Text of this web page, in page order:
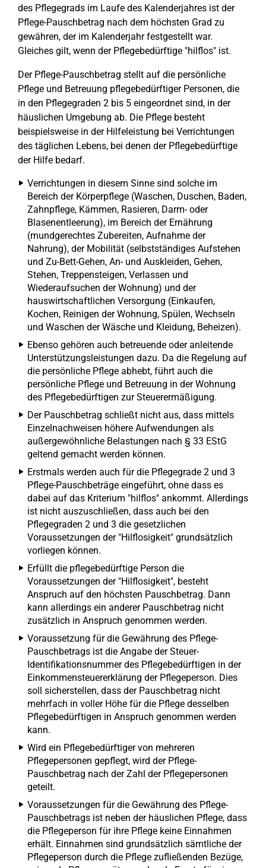
des Pflegegrads im Laufe des Kalenderjahres ist der
Pflege-Pauschbetrag nach dem höchsten Grad zu
gewähren, der im Kalenderjahr festgestellt war.
Gleiches gilt, wenn der Pflegebedürftige "hilflos" ist.
Der Pflege-Pauschbetrag stellt auf die persönliche
Pflege und Betreuung pflegebedürftiger Personen, die
in den Pflegegraden 2 bis 5 eingeordnet sind, in der
häuslichen Umgebung ab. Die Pflege besteht
beispielsweise in der Hilfeleistung bei Verrichtungen
des täglichen Lebens, bei denen der Pflegebedürftige
der Hilfe bedarf.
Verrichtungen in diesem Sinne sind solche im
Bereich der Körperpflege (Waschen, Duschen, Baden,
Zahnpflege, Kämmen, Rasieren, Darm- oder
Blasenentleerung), im Bereich der Ernährung
(mundgerechtes Zubereiten, Aufnahme der
Nahrung), der Mobilität (selbstständiges Aufstehen
und Zu-Bett-Gehen, An- und Auskleiden, Gehen,
Stehen, Treppensteigen, Verlassen und
Wiederaufsuchen der Wohnung) und der
hauswirtschaftlichen Versorgung (Einkaufen,
Kochen, Reinigen der Wohnung, Spülen, Wechseln
und Waschen der Wäsche und Kleidung, Beheizen).
Ebenso gehören auch betreuende oder anleitende
Unterstützungsleistungen dazu. Da die Regelung auf
die persönliche Pflege abhebt, führt auch die
persönliche Pflege und Betreuung in der Wohnung
des Pflegebedürftigen zur Steuerermäßigung.
Der Pauschbetrag schließt nicht aus, dass mittels
Einzelnachweisen höhere Aufwendungen als
außergewöhnliche Belastungen nach § 33 EStG
geltend gemacht werden können.
Erstmals werden auch für die Pflegegrade 2 und 3
Pflege-Pauschbeträge eingeführt, ohne dass es
dabei auf das Kriterium "hilflos" ankommt. Allerdings
ist nicht auszuschließen, dass auch bei den
Pflegegraden 2 und 3 die gesetzlichen
Voraussetzungen der "Hilflosigkeit" grundsätzlich
vorliegen können.
Erfüllt die pflegebedürftige Person die
Voraussetzungen der "Hilflosigkeit", besteht
Anspruch auf den höchsten Pauschbetrag. Dann
kann allerdings ein anderer Pauschbetrag nicht
zusätzlich in Anspruch genommen werden.
Voraussetzung für die Gewährung des Pflege-
Pauschbetrags ist die Angabe der Steuer-
Identifikationsnummer des Pflegebedürftigen in der
Einkommensteuererklärung der Pflegeperson. Dies
soll sicherstellen, dass der Pauschbetrag nicht
mehrfach in voller Höhe für die Pflege desselben
Pflegebedürftigen in Anspruch genommen werden
kann.
Wird ein Pflegebedürftiger von mehreren
Pflegepersonen gepflegt, wird der Pflege-
Pauschbetrag nach der Zahl der Pflegepersonen
geteilt.
Voraussetzungen für die Gewährung des Pflege-
Pauschbetrags ist neben der häuslichen Pflege, dass
die Pflegeperson für ihre Pflege keine Einnahmen
erhält. Einnahmen sind grundsätzlich sämtliche der
Pflegeperson durch die Pflege zufließenden Bezüge,